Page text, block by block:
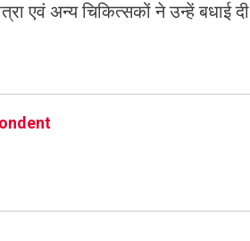
एवं अन्य चिकित्सकों ने उन्हें बधाई